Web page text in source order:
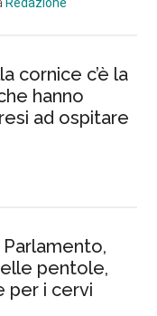
cornice c’è la
hanno
ad ospitare
pentole,
per i cervi